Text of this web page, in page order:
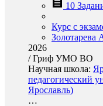
10
Курс с
Золотарева
2026
/Гриф УМО ВО
Научная школа:
педагогический
Ярославль)
…